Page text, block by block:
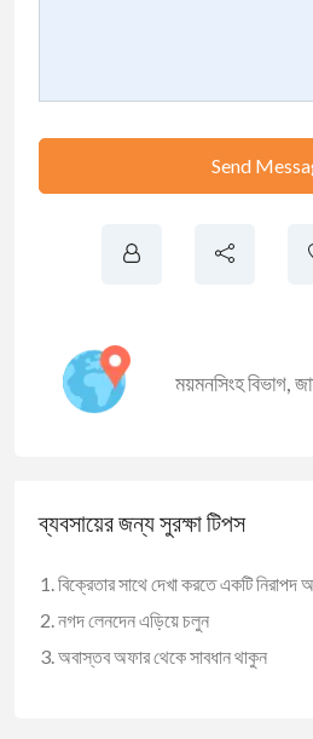
Send
ময়মনসিংহ বিভাগ,
ব্যবসায়ের জন্য সুরক্ষা টিপস
বিক্রেতার সাথে দেখা করতে একটি
নগদ লেনদেন এড়িয়ে চলুন
অবাস্তব অফার থেকে সাবধান থাকুন